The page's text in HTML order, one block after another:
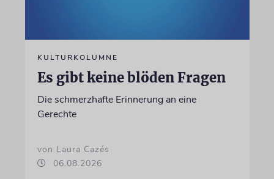
KULTURKOLUMNE
Es gibt keine blöden Fragen
Die schmerzhafte Erinnerung an eine
Gerechte
von Laura Cazés
06.08.2026